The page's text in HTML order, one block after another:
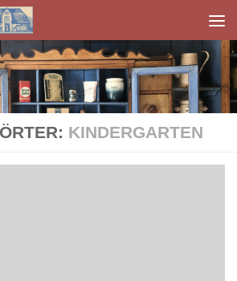
KINDERGARTEN